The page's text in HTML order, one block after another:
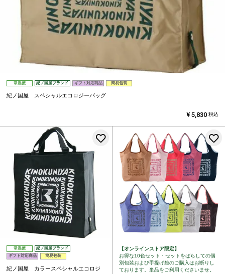
常温便 紀ノ国屋ブランド ギフト対応商品 簡易包装
紀ノ国屋 スペシャルエコロジーバッグ
¥ 5,830 税込
常温便
紀ノ国屋ブランド
ギフト対応商品
簡易包装
紀ノ国屋 カラースペシャルエコロジ
お気に入りに登録する
【オンラインストア限定】
お得な10色セット・セットをばらしての個
別包装および手提げ袋のご購入はお断りし
ております。単品をご利用くださいませ。